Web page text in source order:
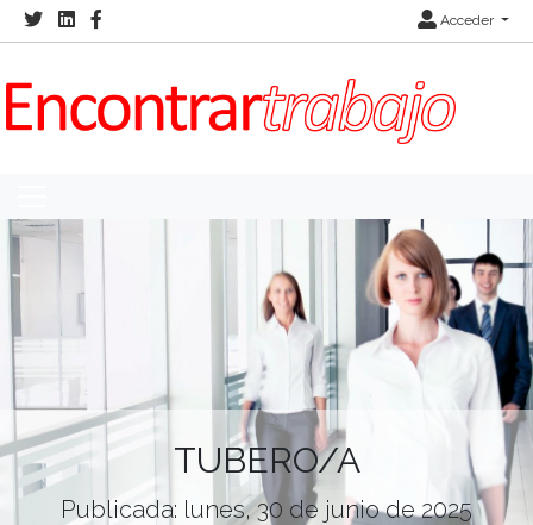
Acceder
TUBERO/A
Publicada: lunes, 30 de junio de 2025